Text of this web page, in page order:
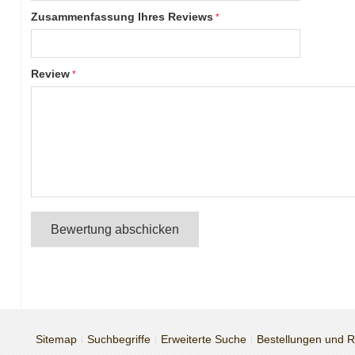
Zusammenfassung Ihres Reviews
Review
Bewertung abschicken
Sitemap Suchbegriffe Erweiterte Suche Bestellungen und